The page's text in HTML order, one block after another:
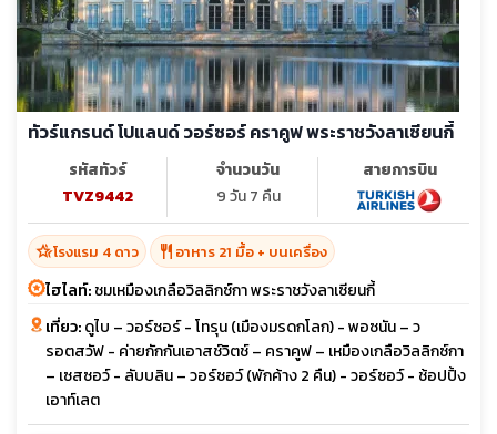
ทัวร์แกรนด์ โปแลนด์ วอร์ซอร์ คราคูฟ พระราชวังลาเซียนกี้
รหัสทัวร์
TVZ9442
จำนวนวัน
9 วัน 7 คืน
สายการบิน
hotel_classโรงแรม 4 ดาว restaurant อาหาร 21 มื้อ + บนเครื่อง
ไฮไลท์:ชมเหมืองเกลือวิลลิกซ์กา พระราชวังลาเซียนกี้
เที่ยว:ดูไบ – วอร์ซอร์ - โทรุน (เมืองมรดกโลก) - พอซนัน – ว
รอตสวัฟ - ค่ายกักกันเอาสช์วิตช์ – คราคูฟ – เหมืองเกลือวิลลิกซ์กา
– เซสซอว์ - ลับบลิน – วอร์ซอว์ (พักค้าง 2 คืน) - วอร์ซอว์ - ช้อปปิ้ง
เอาท์เลต